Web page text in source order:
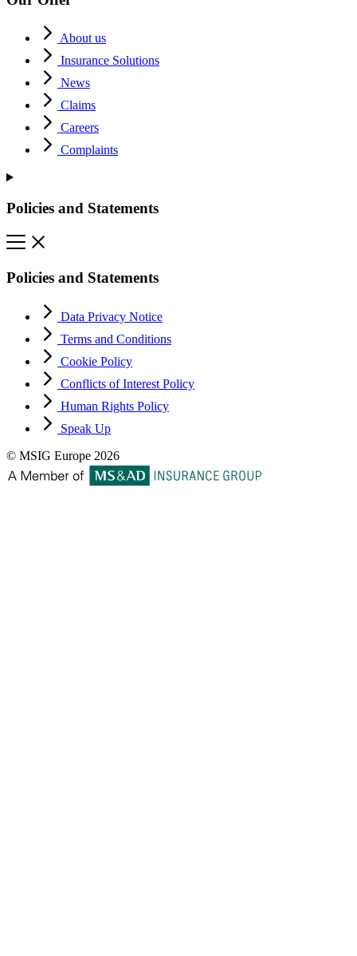
About us
Insurance Solutions
News
Claims
Careers
Complaints
Policies and Statements
Policies and Statements
Data Privacy Notice
Terms and Conditions
Cookie Policy
Conflicts of Interest Policy
Human Rights Policy
Speak Up
© MSIG Europe 2026